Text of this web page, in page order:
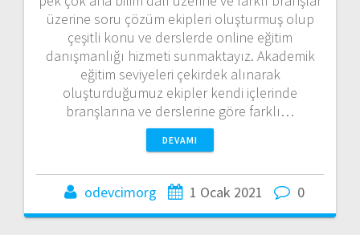
üzerine soru çözüm ekipleri oluşturmuş olup
çeşitli konu ve derslerde online eğitim
danışmanlığı hizmeti sunmaktayız. Akademik
eğitim seviyeleri çekirdek alınarak
oluşturduğumuz ekipler kendi içlerinde
branşlarına ve derslerine göre farklı…
DEVAMI
odevcimorg 1 Ocak 2021 0